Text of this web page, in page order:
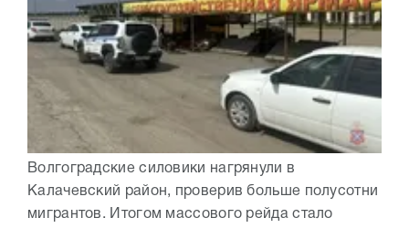
Волгоградские силовики нагрянули в
Калачевский район, проверив больше полусотни
мигрантов. Итогом массового рейда стало